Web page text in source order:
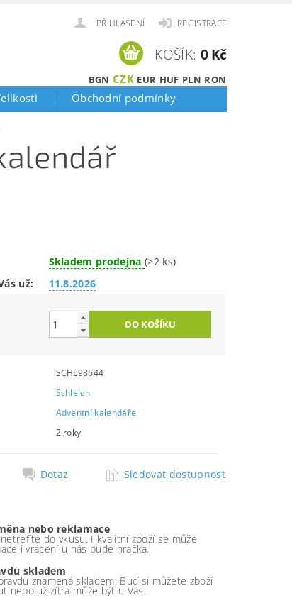
PŘIHLÁŠENÍ REGISTRACE
BGN CZK EUR HUF PLN RON
KOŠÍK: 0 Kč
Obchodní podmínky
Skladem prodejna (>2 ks)
už:
11.8.2026
SCHL98644
Schleich
Adventní kalendáře
2 roky
Dotaz Sledovat dostupnost
nebo reklamace
do vkusu. I kvalitní zboží se může
i vrácení u nás bude hračka.
skladem
znamená skladem. Buď si můžete zboží
nebo už zítra může být u Vás.